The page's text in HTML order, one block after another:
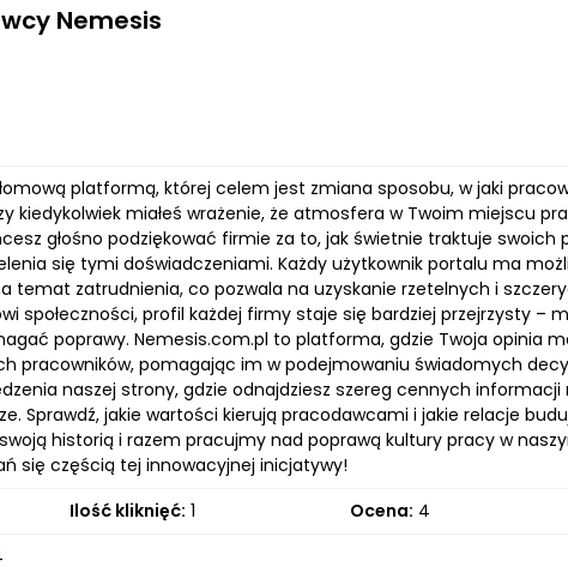
Nemesis
platformą, której celem jest zmiana sposobu, w jaki
kiedykolwiek miałeś wrażenie, że atmosfera w Twoim miejscu
głośno podziękować firmie za to, jak świetnie traktuje swoich
się tymi doświadczeniami. Każdy użytkownik portalu ma
temat zatrudnienia, co pozwala na uzyskanie rzetelnych i
społeczności, profil każdej firmy staje się bardziej przejrzysty –
poprawy. Nemesis.com.pl to platforma, gdzie Twoja opinia
pracowników, pomagając im w podejmowaniu świadomych
naszej strony, gdzie odnajdziesz szereg cennych
Sprawdź, jakie wartości kierują pracodawcami i jakie relacje
historią i razem pracujmy nad poprawą kultury pracy w
się częścią tej innowacyjnej inicjatywy!
Ilość kliknięć: 1 Ocena: 4